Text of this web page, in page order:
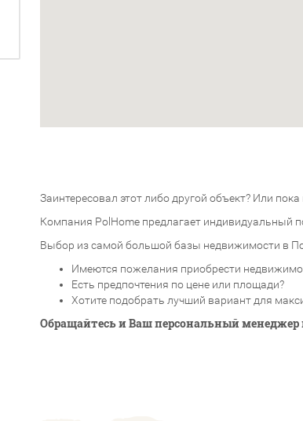
Заинтересовал этот либо другой объект? Или
Компания PolHome предлагает индивидуальный
Выбор из самой большой базы недвижимости в
Имеются пожелания приобрести
Есть предпочтения по цене или площади?
Хотите подобрать лучший вариант для
Обращайтесь и Ваш персональный